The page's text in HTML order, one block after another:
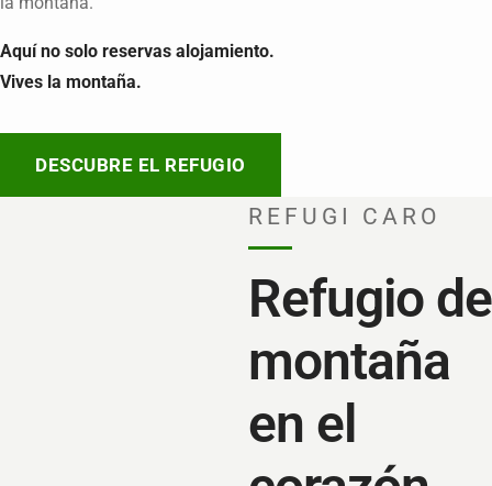
Aquí no solo reservas alojamiento.
Vives la montaña.
DESCUBRE EL REFUGIO
REFUGI CARO
Refugio de
montaña
en el